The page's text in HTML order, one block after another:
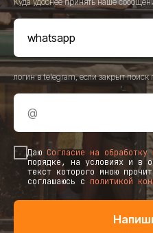
логин в telegram, если закрыт поиск
Даю Согласие на обработку
порядке, на условиях и в
текст которого мною
соглашаюсь c политикой